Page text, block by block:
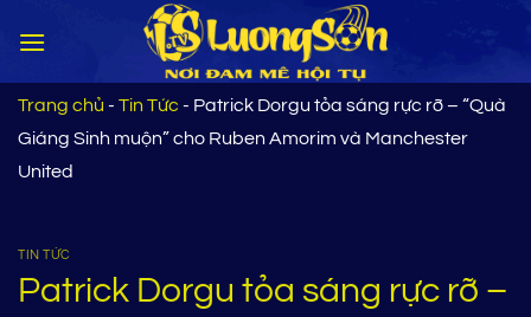
qua
dung
Trang chủ - Tin Tức - Patrick Dorgu tỏa sáng rực rỡ – “Quà
Giáng Sinh muộn” cho Ruben Amorim và Manchester
United
TIN TỨC
Patrick Dorgu tỏa sáng rực rỡ –